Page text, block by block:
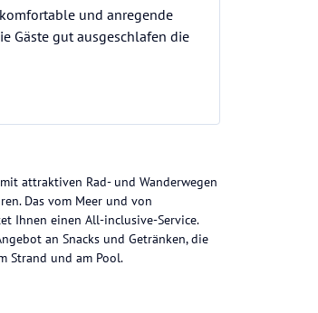
und anregende
Gäste gut ausgeschlafen die
attraktiven Rad- und Wanderwegen
Das vom Meer und von
Ihnen einen All-inclusive-Service.
an Snacks und Getränken, die
Strand und am Pool.